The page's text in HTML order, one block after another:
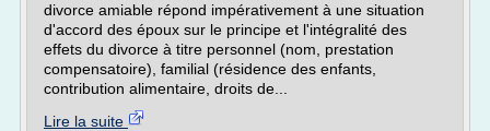
divorce amiable répond impérativement à une situation
d'accord des époux sur le principe et l'intégralité des
effets du divorce à titre personnel (nom, prestation
compensatoire), familial (résidence des enfants,
contribution alimentaire, droits de...
Lire la suite